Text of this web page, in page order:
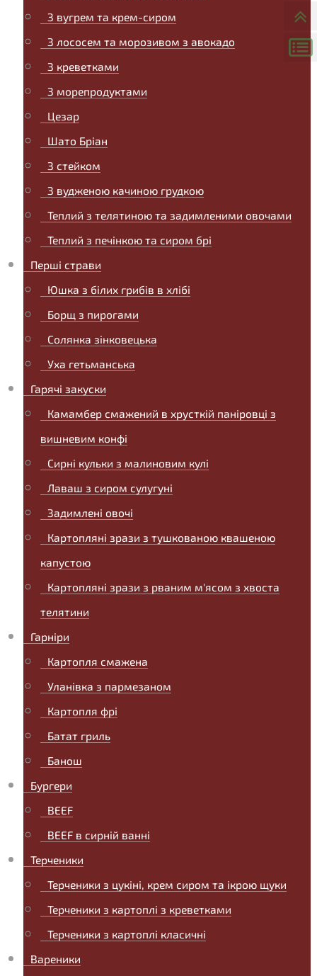
З вугрем та крем-сиром
З лососем та морозивом з авокадо
З креветками
З морепродуктами
Цезар
Шато Бріан
З стейком
З вудженою качиною грудкою
Теплий з телятиною та задимленими овочами
Теплий з печінкою та сиром брі
Перші страви
Юшка з білих грибів в хлібі
Борщ з пирогами
Солянка зінковецька
Уха гетьманська
Гарячі закуски
Камамбер смажений в хрусткій паніровці з
вишневим конфі
Сирні кульки з малиновим кулі
Лаваш з сиром сулугуні
Задимлені овочі
Картопляні зрази з тушкованою квашеною
капустою
Картопляні зрази з рваним м'ясом з хвоста
телятини
Гарніри
Картопля смажена
Уланівка з пармезаном
Картопля фрі
Батат гриль
Банош
Бургери
BEEF
BEEF в сирній ванні
Терченики
Терченики з цукіні, крем сиром та ікрою щуки
Терченики з картоплі з креветками
Терченики з картоплі класичні
Вареники